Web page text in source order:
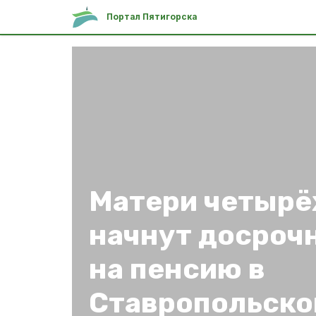
Портал Пятигорска
Матери
начнут
на пенсию в